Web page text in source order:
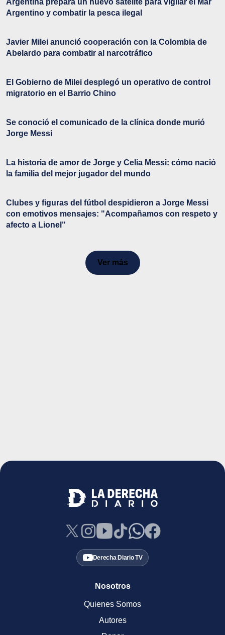
Argentino y combatir la pesca ilegal
Javier Milei anunció cooperación con la Colombia de
Abelardo para combatir al narcotráfico
El Gobierno de Milei desplegó un operativo de control
migratorio en el Barrio Chino
Se conoció el comunicado de la clínica donde murió
Jorge Messi
La historia de amor de Jorge y Celia Messi: cómo nació
la familia del mejor jugador del mundo
Clubes y figuras del fútbol despidieron a Jorge Messi
con emotivos mensajes: "Acompañamos con respeto y
afecto a Lionel"
Ver más
Derecha Diario TV
Nosotros
Quienes Somos
Autores